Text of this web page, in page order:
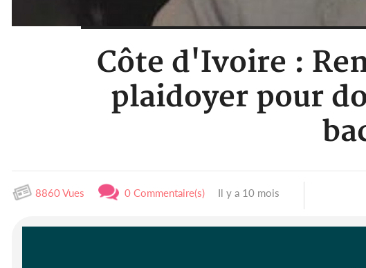
Côte d'Ivoire :
plaidoyer pour
8860 Vues 0 Commentaire(s) Il y a 10 mois